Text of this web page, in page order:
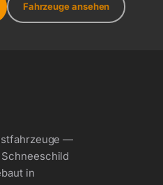
Fahrzeuge ansehen
—
in